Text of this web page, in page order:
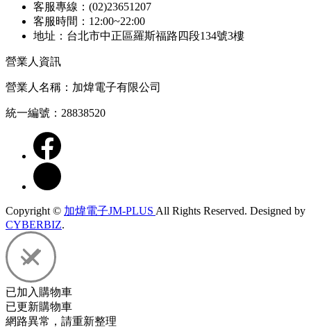
客服專線：(02)23651207
客服時間：12:00~22:00
地址：台北市中正區羅斯福路四段134號3樓
營業人資訊
營業人名稱：加煒電子有限公司
統一編號：28838520
Copyright © 加煒電子JM-PLUS All Rights Reserved. Designed by
CYBERBIZ.
已加入購物車
已更新購物車
網路異常，請重新整理